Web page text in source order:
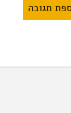
תגובה